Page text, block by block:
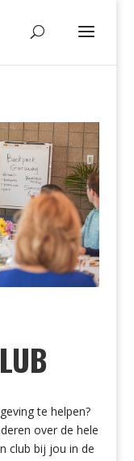
te helpen?
over de hele
club bij jou in de